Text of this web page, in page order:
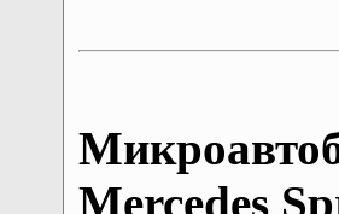
Mеrcedes